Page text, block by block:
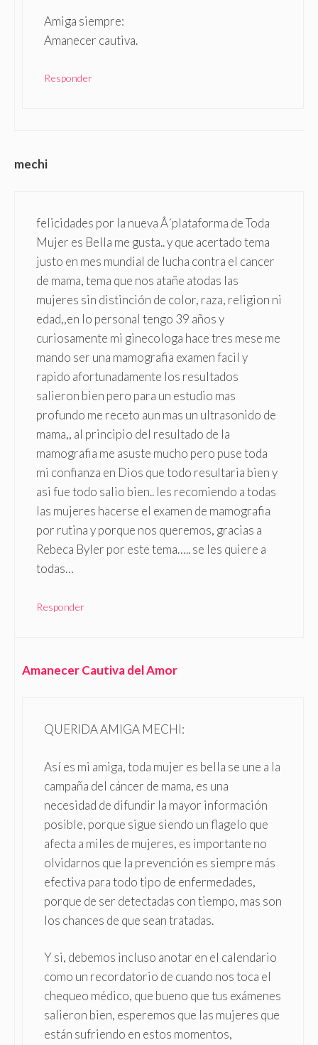
Amiga siempre:
Amanecer cautiva.
Responder
mechi
felicidades por la nueva Â´plataforma de Toda
Mujer es Bella me gusta.. y que acertado tema
justo en mes mundial de lucha contra el cancer
de mama, tema que nos atañe atodas las
mujeres sin distinción de color, raza, religion ni
edad,,en lo personal tengo 39 años y
curiosamente mi ginecologa hace tres mese me
mando ser una mamografia examen facil y
rapido afortunadamente los resultados
salieron bien pero para un estudio mas
profundo me receto aun mas un ultrasonido de
mama,, al principio del resultado de la
mamografia me asuste mucho pero puse toda
mi confianza en Dios que todo resultaria bien y
asi fue todo salio bien.. les recomiendo a todas
las mujeres hacerse el examen de mamografia
por rutina y porque nos queremos, gracias a
Rebeca Byler por este tema….. se les quiere a
todas…
Responder
Amanecer Cautiva del Amor
QUERIDA AMIGA MECHI:
Así es mi amiga, toda mujer es bella se une a la
campaña del cáncer de mama, es una
necesidad de difundir la mayor información
posible, porque sigue siendo un flagelo que
afecta a miles de mujeres, es importante no
olvidarnos que la prevención es siempre más
efectiva para todo tipo de enfermedades,
porque de ser detectadas con tiempo, mas son
los chances de que sean tratadas.
Y si, debemos incluso anotar en el calendario
como un recordatorio de cuando nos toca el
chequeo médico, que bueno que tus exámenes
salieron bien, esperemos que las mujeres que
están sufriendo en estos momentos,